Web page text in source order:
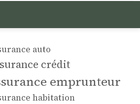
auto
crédit
emprunteur
habitation